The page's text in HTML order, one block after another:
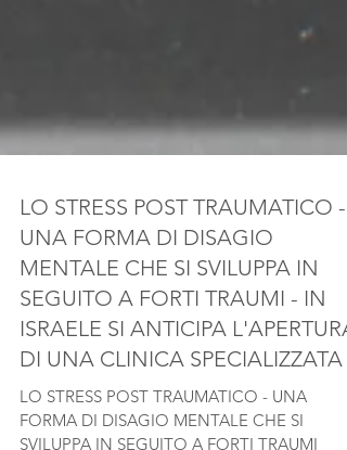
LO STRESS POST TRAUMATICO -
UNA FORMA DI DISAGIO
MENTALE CHE SI SVILUPPA IN
SEGUITO A FORTI TRAUMI - IN
DI UNA CLINICA SPECIALIZZATA